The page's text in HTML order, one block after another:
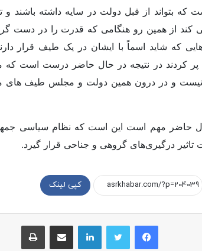
بتواند از قبل دولت در سایه داشته باشند و
کند از همین رو هنگامی که قدرت را در دست
که شاید اسماً با ایشان در یک طیف قرار
را پر کردند در نتیجه در حال حاضر درست است
و در درون همین دولت و مجلس طیف های
حاضر مهم است این است که نظام سیاسی
تاثیر درگیری‌های گروهی و جناحی قرار گیرد.
کپی لینک
فیسبوک لینکداین